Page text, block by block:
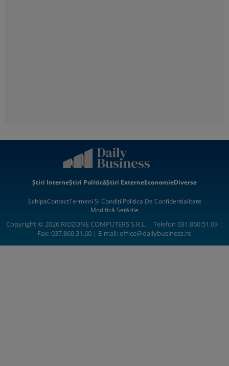
Știri InterneȘtiri PoliticăȘtiri ExterneEconomieDiverse
EchipaContactTermeni Si CondițiiPolitica De Confidentialitate
Modifică Setările
Copyright © 2026 RIDZONE COMPUTERS S.R.L. | Telefon 031.860.51.09 |
Fax: 037.860.31.60 | E-mail:office@dailybusiness.ro